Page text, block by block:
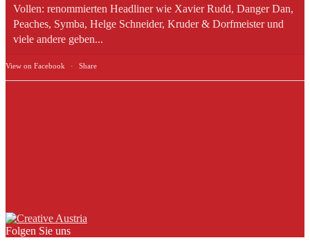
Vollen: renommierten Headliner wie Xavier Rudd, Danger Dan,
Peaches, Symba, Helge Schneider, Kruder & Dorfmeister und
viele andere geben...
View on Facebook · Share
Folgen Sie uns